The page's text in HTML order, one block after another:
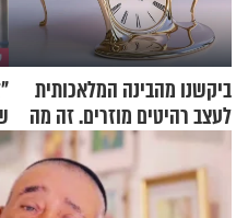
ביקשנו מהבינה המלאכותית
לעצב רהיטים מוזרים. זה מה
שיצא